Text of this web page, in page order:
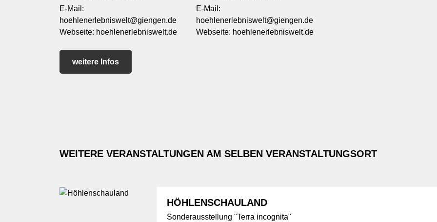
E-Mail:
hoehlenerlebniswelt@giengen.de
Webseite: hoehlenerlebniswelt.de
E-Mail:
hoehlenerlebniswelt@giengen.de
Webseite: hoehlenerlebniswelt.de
weitere Infos
WEITERE VERANSTALTUNGEN AM SELBEN VERANSTALTUNGSORT
HÖHLENSCHAULAND
Sonderausstellung "Terra incognita"